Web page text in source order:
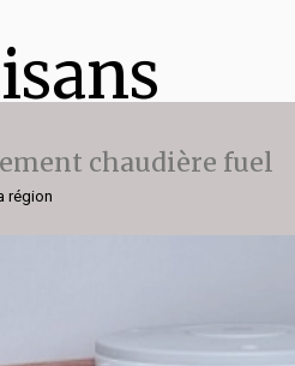
chaudière fuel
région